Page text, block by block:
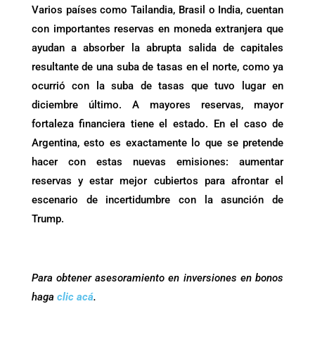
Varios países como Tailandia, Brasil o India, cuentan
con importantes reservas en moneda extranjera que
ayudan a absorber la abrupta salida de capitales
resultante de una suba de tasas en el norte, como ya
ocurrió con la suba de tasas que tuvo lugar en
diciembre último. A mayores reservas, mayor
fortaleza financiera tiene el estado. En el caso de
Argentina, esto es exactamente lo que se pretende
hacer con estas nuevas emisiones: aumentar
reservas y estar mejor cubiertos para afrontar el
escenario de incertidumbre con la asunción de
Trump.
Para obtener asesoramiento en inversiones en bonos
haga clic acá.